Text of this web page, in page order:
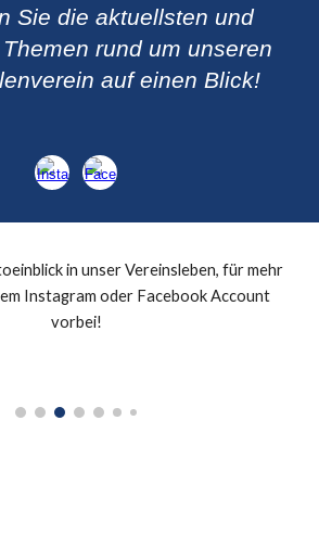
Sie die aktuellsten und
rund um unseren
auf einen Blick!
in unser Vereinsleben, für mehr
Instagram oder Facebook Account
vorbei!